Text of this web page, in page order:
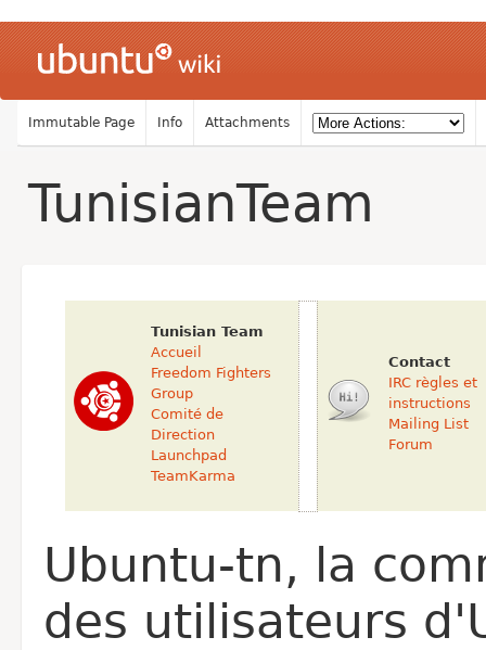
Immutable Page Info Attachments
TunisianTeam
Tunisian Team
Accueil
Freedom Fighters
Group
Comité de
Direction
Launchpad
TeamKarma
Contact
IRC règles et
instructions
Mailing List
Forum
Ubuntu-tn, la
des utilisateurs